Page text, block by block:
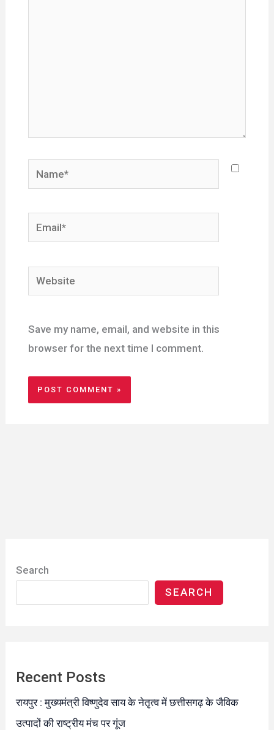
Name*
Email*
Website
Save my name, email, and website in this
browser for the next time I comment.
Search
SEARCH
Recent Posts
रायपुर : मुख्यमंत्री विष्णुदेव साय के नेतृत्व में छत्तीसगढ़ के जैविक
उत्पादों की राष्ट्रीय मंच पर गूंज